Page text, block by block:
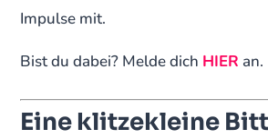
Impulse mit.
Bist du dabei? Melde dich HIER an.
Eine klitzekleine